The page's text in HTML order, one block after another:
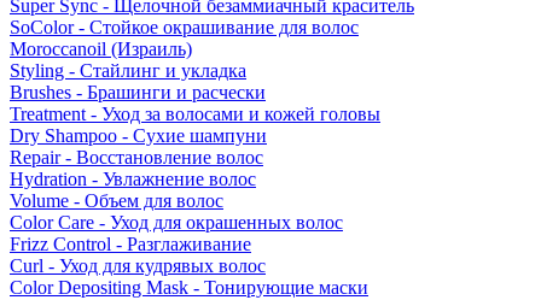
Super Sync - Щелочной безаммиачный краситель
SoColor - Стойкое окрашивание для волос
Moroccanoil (Израиль)
Styling - Стайлинг и укладка
Brushes - Брашинги и расчески
Treatment - Уход за волосами и кожей головы
Dry Shampoo - Сухие шампуни
Repair - Восстановление волос
Hydration - Увлажнение волос
Volume - Объем для волос
Color Care - Уход для окрашенных волос
Frizz Control - Разглаживание
Curl - Уход для кудрявых волос
Color Depositing Mask - Тонирующие маски